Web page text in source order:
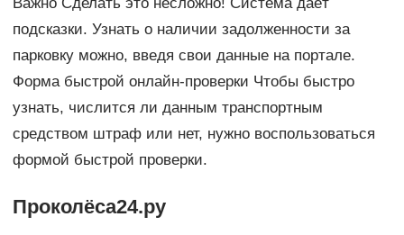
Важно Сделать это несложно! Система даёт
подсказки. Узнать о наличии задолженности за
парковку можно, введя свои данные на портале.
Форма быстрой онлайн-проверки Чтобы быстро
узнать, числится ли данным транспортным
средством штраф или нет, нужно воспользоваться
формой быстрой проверки.
Проколёса24.ру